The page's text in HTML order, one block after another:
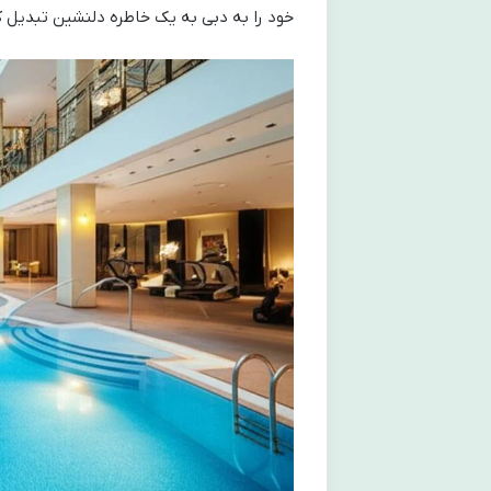
خود را به دبی به یک خاطره دلنشین تبدیل